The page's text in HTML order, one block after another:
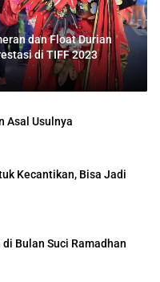
dan Float Durian
di TIFF 2023
Asal Usulnya
Kecantikan, Bisa Jadi
Bulan Suci Ramadhan